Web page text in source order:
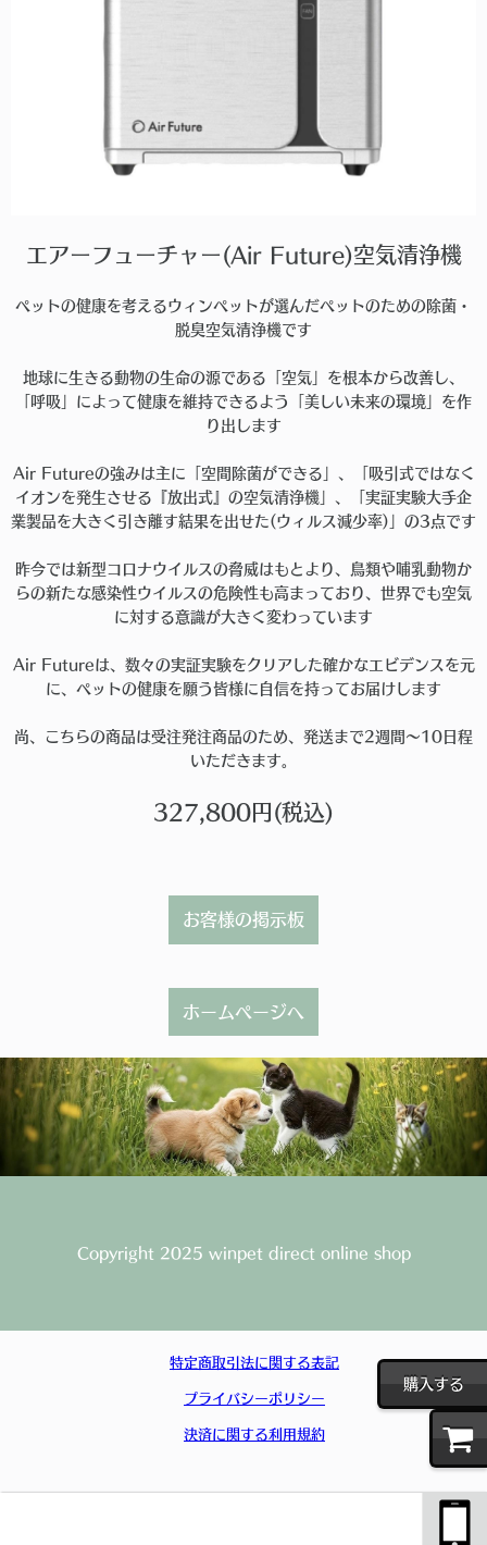
購入する
エアーフューチャー(Air Future)空気清浄機
ペットの健康を考えるウィンペットが選んだペットのための除菌・
脱臭空気清浄機です
地球に生きる動物の生命の源である「空気」を根本から改善し、
「呼吸」によって健康を維持できるよう「美しい未来の環境」を作
り出します
Air Futureの強みは主に「空間除菌ができる」、「吸引式ではなく
イオンを発生させる『放出式』の空気清浄機」、「実証実験大手企
業製品を大きく引き離す結果を出せた(ウィルス減少率)」の3点です
昨今では新型コロナウイルスの脅威はもとより、鳥類や哺乳動物か
らの新たな感染性ウイルスの危険性も高まっており、世界でも空気
に対する意識が大きく変わっています
Air Futureは、数々の実証実験をクリアした確かなエビデンスを元
に、ペットの健康を願う皆様に自信を持ってお届けします
尚、こちらの商品は受注発注商品のため、発送まで2週間〜10日程
いただきます。
327,800円(税込)
お客様の掲示板
ホームページへ
Copyright 2025 winpet direct online shop
特定商取引法に関する表記
プライバシーポリシー
決済に関する利用規約